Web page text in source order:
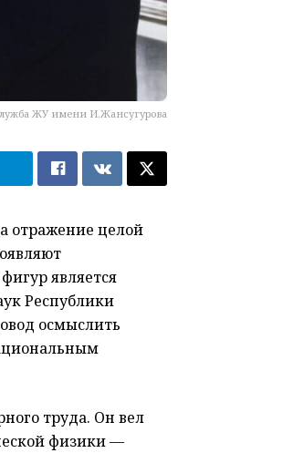
ЖУ имени И.Жансугурова
отражение целой
является
Республики
осмыслить
труда. Он вел
физики —